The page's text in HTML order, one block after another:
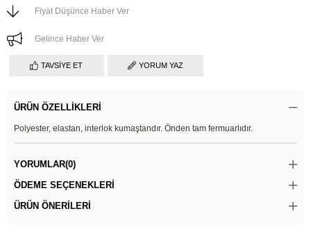
Fiyat Düşünce Haber Ver
Gelince Haber Ver
TAVSIYE ET YORUM YAZ
ÜRÜN ÖZELLIKLERI
Polyester, elastan, interlok kumaştandır. Önden tam fermuarlıdır.
YORUMLAR(0)
ÖDEME SEÇENEKLERI
ÜRÜN ÖNERILERI